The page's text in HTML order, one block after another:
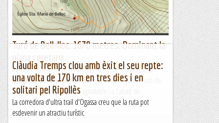
Manel&Ita
Turó de Bell-lloc, 1670 metres. Dominant la
IntroduccióVisitem la Cerdanya i volem fer una excursió
adequada per la petita de casa. Ens sembla que el Turó de
Bell-lloc és una opció molt agradable i a l'abast de...
Pas a pas
Clàudia Tremps clou amb èxit el seu repte:
una volta de 170 km en tres dies i en
solitari pel Ripollès
La corredora d'ultra trail d'Ogassa creu que la ruta pot
esdevenir un atractiu turístic